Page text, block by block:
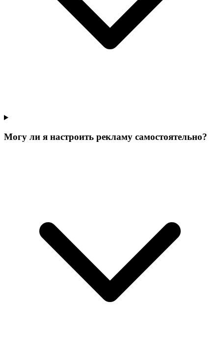
Могу ли я настроить рекламу самостоятельно?